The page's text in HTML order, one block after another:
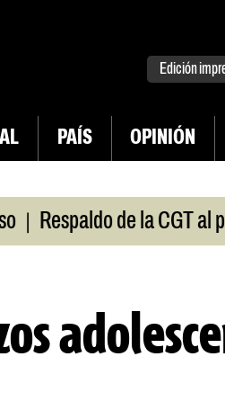
Edición
PAÍS OPINIÓN
de la CGT al paro